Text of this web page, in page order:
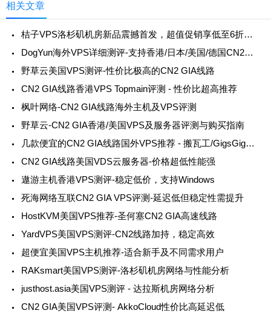
相关文章
桔子VPS洛杉矶机房新品震撼首发，超值促销享低至6折优惠
DogYun海外VPS详细测评-支持香港/日本/美国/德国CN2GIA线路
野草云美国VPS测评-性价比极高的CN2 GIA线路
CN2 GIA线路香港VPS Topmain评测 - 性价比超高推荐
枫叶网络-CN2 GIA线路海外主机及VPS评测
野草云-CN2 GIA香港/美国VPS及服务器评测与购买指南
几款便宜的CN2 GIA线路国外VPS推荐 - 搬瓦工/GigsGigs/HostDare评测
CN2 GIA线路美国VDS云服务器-价格超低性能强
遨游主机香港VPS测评-稳定低价，支持Windows
死海网络互联CN2 GIA VPS评测-延迟低但稳定性需提升
HostKVM美国VPS推荐-圣何塞CN2 GIA高速线路
YardVPS美国VPS测评-CN2线路加持，稳定高效
超便宜美国VPS主机推荐-适合新手及不同需求用户
RAKsmart美国VPS测评-洛杉矶机房网络与性能分析
justhost.asia美国VPS测评 - 达拉斯机房网络分析
CN2 GIA美国VPS评测- AkkoCloud性价比高延迟低